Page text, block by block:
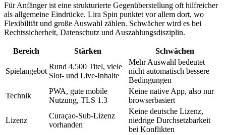
Für Anfänger ist eine strukturierte Gegenüberstellung oft hilfreicher
als allgemeine Eindrücke. Lira Spin punktet vor allem dort, wo
Flexibilität und große Auswahl zählen. Schwächer wird es bei
Rechtssicherheit, Datenschutz und Auszahlungsdisziplin.
Bereich Stärken Schwächen
Spielangebot
Rund 4.500 Titel, viele
Slot- und Live-Inhalte
Mehr Auswahl bedeutet
nicht automatisch bessere
Bedingungen
Technik
PWA, gute mobile
Nutzung, TLS 1.3
Keine native App, also nur
browserbasiert
Lizenz
Curaçao-Sub-Lizenz
vorhanden
Keine deutsche Lizenz,
niedrige Durchsetzbarkeit
bei Konflikten